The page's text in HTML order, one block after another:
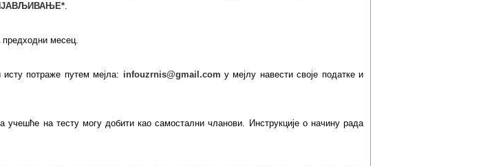
.
месец.
потраже путем мејла: infouzrnis@gmail.com у мејлу навести своје податке и
учешће на тесту могу добити као самостални чланови. Инструкције о начину рада